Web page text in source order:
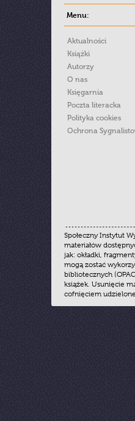
Menu:
Aktualności
Książki
Autorzy
O nas
Księgarnia
Poczta literacka
Polityka cookies
Ochrona
Społeczny Instytut
materiałów
jak: okładki,
mogą zostać
bibliotecznych
książek. Usunięcie
cofnięciem